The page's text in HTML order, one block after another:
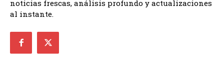
noticias frescas, análisis profundo y actualizaciones
al instante.